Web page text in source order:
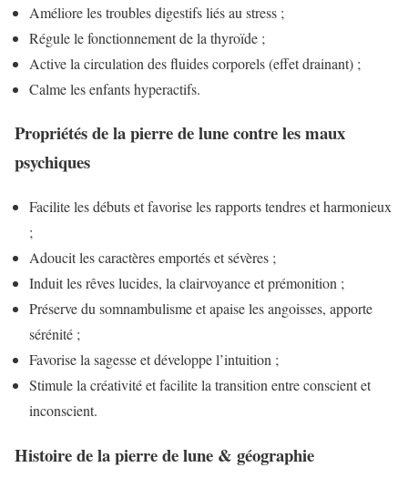
Améliore les troubles digestifs liés au stress ;
Régule le fonctionnement de la thyroïde ;
Active la circulation des fluides corporels (effet drainant) ;
Calme les enfants hyperactifs.
Propriétés de la pierre de lune contre les maux
psychiques
Facilite les débuts et favorise les rapports tendres et harmonieux
;
Adoucit les caractères emportés et sévères ;
Induit les rêves lucides, la clairvoyance et prémonition ;
Préserve du somnambulisme et apaise les angoisses, apporte
sérénité ;
Favorise la sagesse et développe l’intuition ;
Stimule la créativité et facilite la transition entre conscient et
inconscient.
Histoire de la pierre de lune & géographie